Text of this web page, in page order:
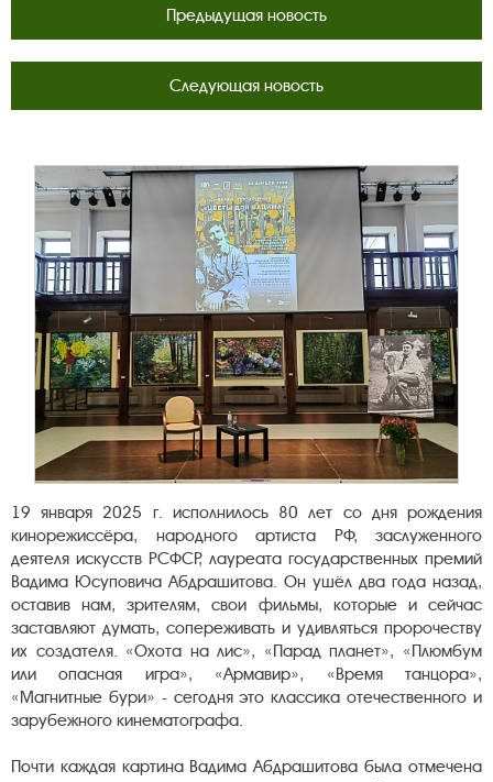
Предыдущая новость
Следующая новость
19 января 2025 г. исполнилось 80 лет со дня рождения
кинорежиссёра, народного артиста РФ, заслуженного
деятеля искусств РСФСР, лауреата государственных премий
Вадима Юсуповича Абдрашитова. Он ушёл два года назад,
оставив нам, зрителям, свои фильмы, которые и сейчас
заставляют думать, сопереживать и удивляться пророчеству
их создателя. «Охота на лис», «Парад планет», «Плюмбум
или опасная игра», «Армавир», «Время танцора»,
«Магнитные бури» - сегодня это классика отечественного и
зарубежного кинематографа.
Почти каждая картина Вадима Абдрашитова была отмечена